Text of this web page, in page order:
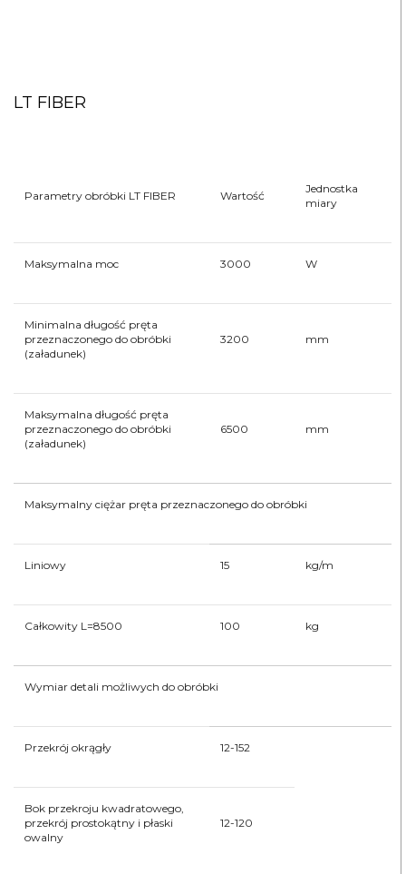
LT FIBER
Parametry obróbki LT FIBER Wartość
Jednostka
miary
Maksymalna moc 3000 W
Minimalna długość pręta
przeznaczonego do obróbki
(załadunek)
3200 mm
Maksymalna długość pręta
przeznaczonego do obróbki
(załadunek)
6500 mm
Maksymalny ciężar pręta przeznaczonego do obróbki
Liniowy 15 kg/m
Całkowity L=8500 100 kg
Wymiar detali możliwych do obróbki
Przekrój okrągły 12-152
Bok przekroju kwadratowego,
przekrój prostokątny i płaski
owalny
12-120